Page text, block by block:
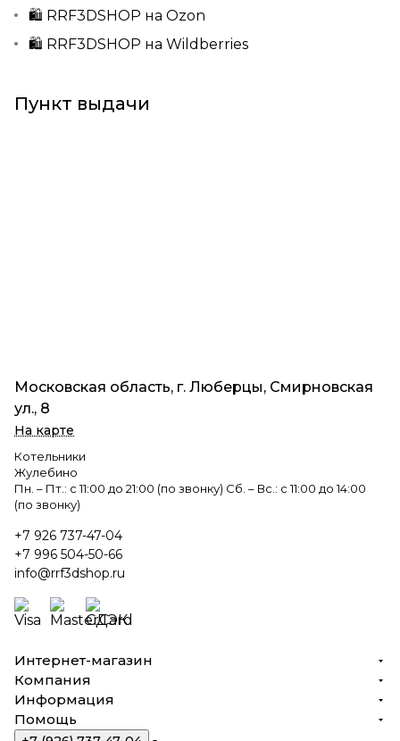
🛍️ RRF3DSHOP на Ozon
🛍️ RRF3DSHOP на Wildberries
Пункт выдачи
Московская область, г. Люберцы, Смирновская
ул., 8
На карте
Котельники
Жулебино
Пн. – Пт.: с 11:00 до 21:00 (по звонку) Сб. – Вс.: с 11:00 до 14:00
(по звонку)
+7 926 737-47-04
+7 996 504-50-66
info@rrf3dshop.ru
Интернет-магазин
Компания
Информация
Помощь